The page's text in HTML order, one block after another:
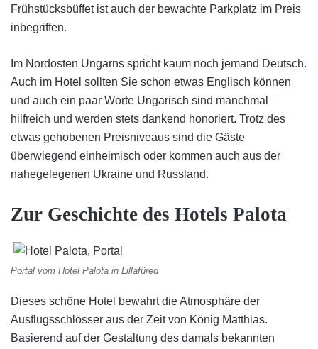
Frühstücksbüffet ist auch der bewachte Parkplatz im Preis
inbegriffen.
Im Nordosten Ungarns spricht kaum noch jemand Deutsch.
Auch im Hotel sollten Sie schon etwas Englisch können
und auch ein paar Worte Ungarisch sind manchmal
hilfreich und werden stets dankend honoriert. Trotz des
etwas gehobenen Preisniveaus sind die Gäste
überwiegend einheimisch oder kommen auch aus der
nahegelegenen Ukraine und Russland.
Zur Geschichte des Hotels Palota
Portal vom Hotel Palota in Lillafüred
Dieses schöne Hotel bewahrt die Atmosphäre der
Ausflugsschlösser aus der Zeit von König Matthias.
Basierend auf der Gestaltung des damals bekannten